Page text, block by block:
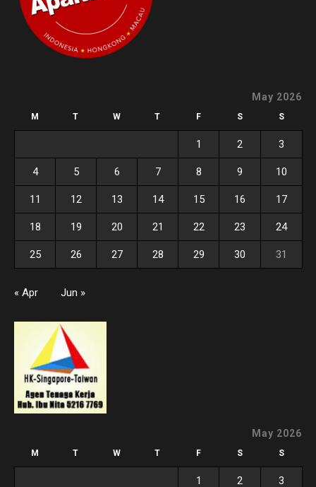
May 2026
M T W T F S S
1 2 3
4 5 6 7 8 9 10
11 12 13 14 15 16 17
18 19 20 21 22 23 24
25 26 27 28 29 30 31
« Apr Jun »
May 2026
M T W T F S S
1 2 3